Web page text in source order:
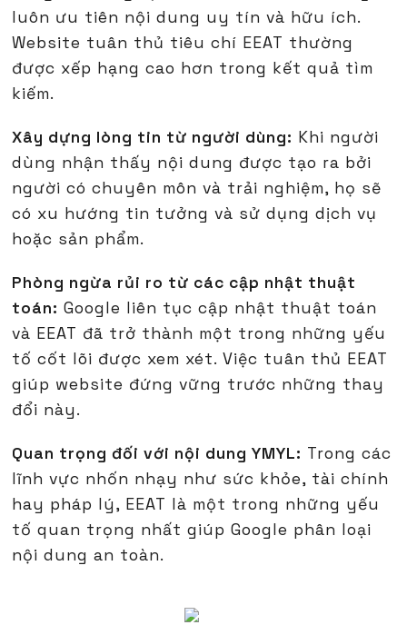
luôn ưu tiên nội dung uy tín và hữu ích.
Website tuân thủ tiêu chí EEAT thường
được xếp hạng cao hơn trong kết quả tìm
kiếm.
Xây dựng lòng tin từ người dùng: Khi người
dùng nhận thấy nội dung được tạo ra bởi
người có chuyên môn và trải nghiệm, họ sẽ
có xu hướng tin tưởng và sử dụng dịch vụ
hoặc sản phẩm.
Phòng ngừa rủi ro từ các cập nhật thuật
toán: Google liên tục cập nhật thuật toán
và EEAT đã trở thành một trong những yếu
tố cốt lõi được xem xét. Việc tuân thủ EEAT
giúp website đứng vững trước những thay
đổi này.
Quan trọng đối với nội dung YMYL: Trong các
lĩnh vực nhốn nhạy như sức khỏe, tài chính
hay pháp lý, EEAT là một trong những yếu
tố quan trọng nhất giúp Google phân loại
nội dung an toàn.